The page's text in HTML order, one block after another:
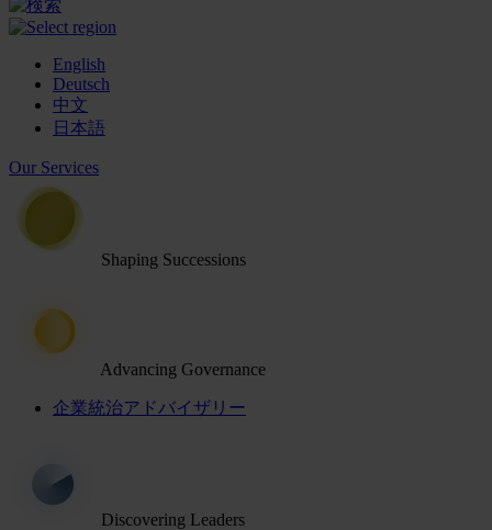
English
Deutsch
中文
日本語
Our Services
Shaping Successions
Advancing Governance
企業統治アドバイザリー
Discovering Leaders